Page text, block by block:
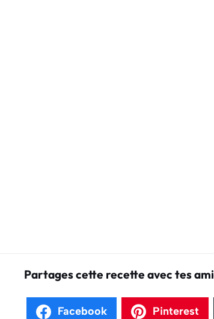
Partages cette recette avec tes
Facebook Pinterest